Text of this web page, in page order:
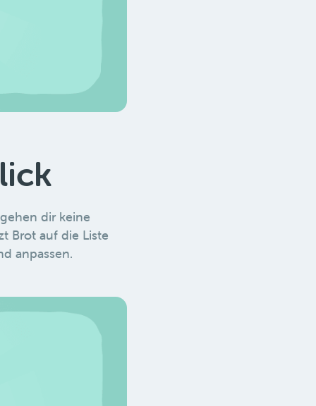
dir keine
Brot auf die Liste
anpassen.